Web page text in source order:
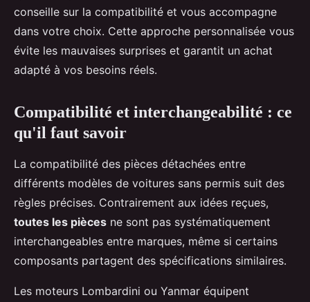
conseille sur la compatibilité et vous accompagne
dans votre choix. Cette approche personnalisée vous
évite les mauvaises surprises et garantit un achat
adapté à vos besoins réels.
Compatibilité et interchangeabilité : ce
qu'il faut savoir
La compatibilité des pièces détachées entre
différents modèles de voitures sans permis suit des
règles précises. Contrairement aux idées reçues,
toutes les pièces ne sont pas systématiquement
interchangeables entre marques, même si certains
composants partagent des spécifications similaires.
Les moteurs Lombardini ou Yanmar équipent